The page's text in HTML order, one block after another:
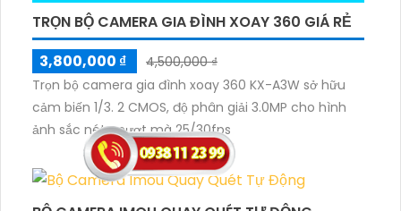
TRỌN BỘ CAMERA GIA ĐÌNH XOAY 360 GIÁ RẺ
3,800,000 ₫
4,500,000 ₫
Trọn bộ camera gia đình xoay 360 KX-A3W sở hữu
cảm biến 1/3. 2 CMOS, độ phân giải 3.0MP cho hình
ảnh sắc nét, mượt mà 25/30fps